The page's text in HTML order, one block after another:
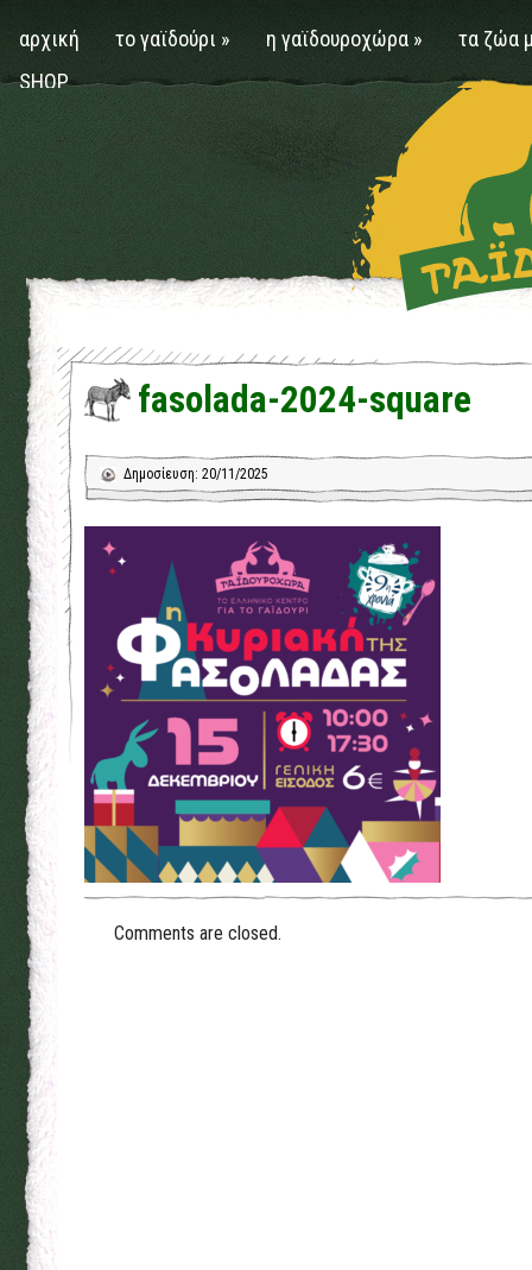
αρχική το γαϊδούρι » η γαϊδουροχώρα »
τα ζώα
SHOP
fasolada-2024-square
Δημοσίευση: 20/11/2025
Comments are closed.